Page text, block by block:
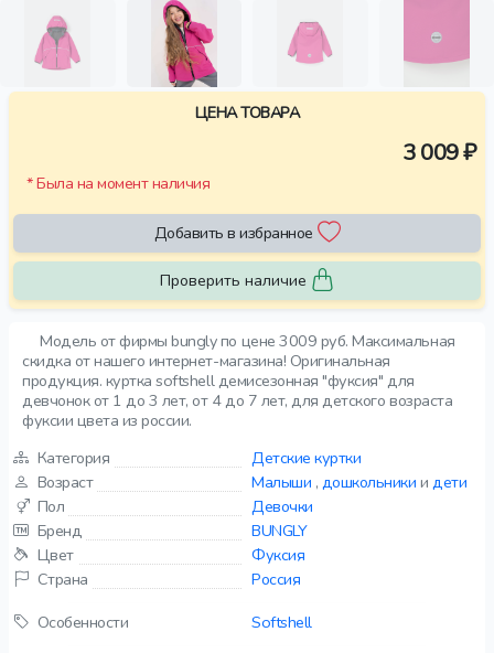
Модель от фирмы bungly по цене 3009 руб. Максимальная
скидка от нашего интернет-магазина! Оригинальная
продукция. куртка softshell демисезонная "фуксия" для
девчонок от 1 до 3 лет, от 4 до 7 лет, для детского возраста
фуксии цвета из россии.
Категория
Детские куртки
Возраст
Малыши , дошкольники и дети
Пол
Девочки
Бренд
BUNGLY
Цвет
Фуксия
Страна
Россия
Особенности
Softshell
ЦЕНА ТОВАРА
3 009 ₽
* Была на момент наличия
Добавить в избранное
Проверить наличие